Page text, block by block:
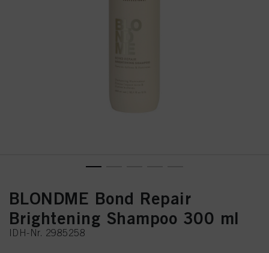
BLONDME Bond Repair
Brightening Shampoo 300 ml
IDH-Nr. 2985258